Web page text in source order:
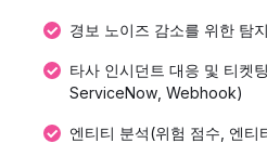
경보 노이즈 감소를 위한 탐
타사 인시던트 대응 및 티켓
ServiceNow, Webhook)
엔티티 분석(위험 점수, 엔티